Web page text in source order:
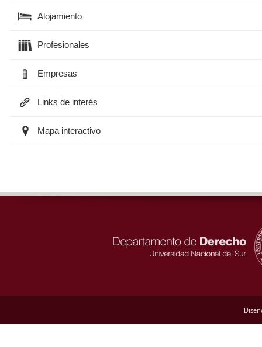
Alojamiento
Profesionales
Empresas
Links de interés
Mapa interactivo